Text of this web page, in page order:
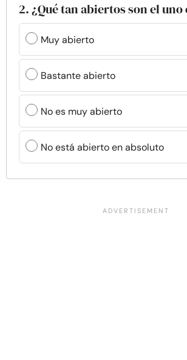
2. ¿Qué tan abiertos son el
Muy abierto
Bastante abierto
No es muy abierto
No está abierto en absoluto